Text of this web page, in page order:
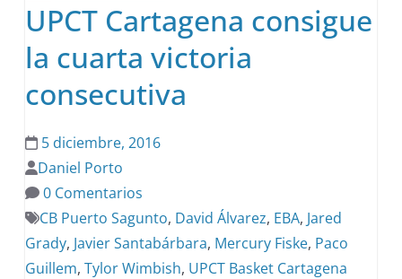
UPCT Cartagena consigue
la cuarta victoria
consecutiva
5 diciembre, 2016
Daniel Porto
0 Comentarios
CB Puerto Sagunto, David Álvarez, EBA, Jared
Grady, Javier Santabárbara, Mercury Fiske, Paco
Guillem,Tylor Wimbish, UPCT Basket Cartagena